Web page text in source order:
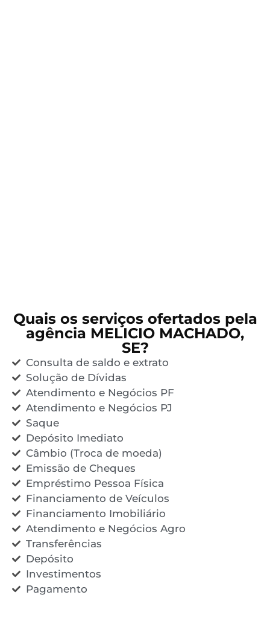
Quais os serviços ofertados pela
agência MELICIO MACHADO,
SE?
Consulta de saldo e extrato
Solução de Dívidas
Atendimento e Negócios PF
Atendimento e Negócios PJ
Saque
Depósito Imediato
Câmbio (Troca de moeda)
Emissão de Cheques
Empréstimo Pessoa Física
Financiamento de Veículos
Financiamento Imobiliário
Atendimento e Negócios Agro
Transferências
Depósito
Investimentos
Pagamento